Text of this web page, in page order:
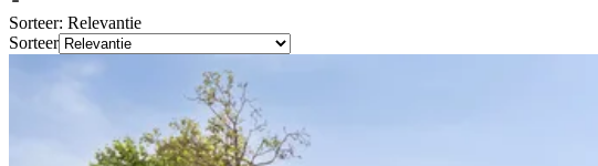
Sorteer: Relevantie
Sorteer